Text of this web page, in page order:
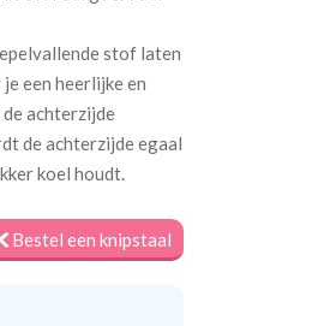
stof laten
een heerlijke en
achterzijde
de achterzijde egaal
koel houdt.
Bestel een knipstaal